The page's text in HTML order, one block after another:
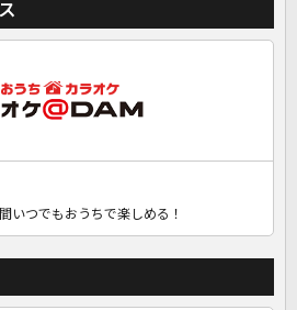
いつでもおうちで楽しめる！